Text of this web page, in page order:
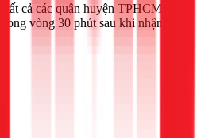
cả các quận huyện TPHCM,
vòng 30 phút sau khi nhận